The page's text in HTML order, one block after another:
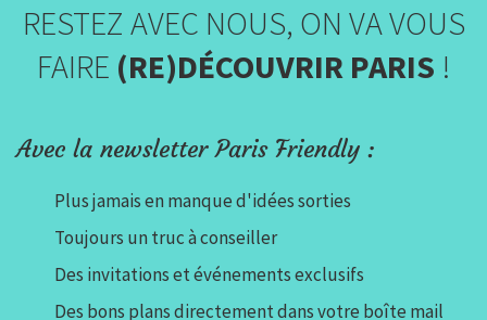
RESTEZ AVEC NOUS, ON VA VOUS
FAIRE (RE)DÉCOUVRIR PARIS !
Avec la newsletter Paris Friendly :
Plus jamais en manque d'idées sorties
Toujours un truc à conseiller
Des invitations et événements exclusifs
Des bons plans directement dans votre boîte mail